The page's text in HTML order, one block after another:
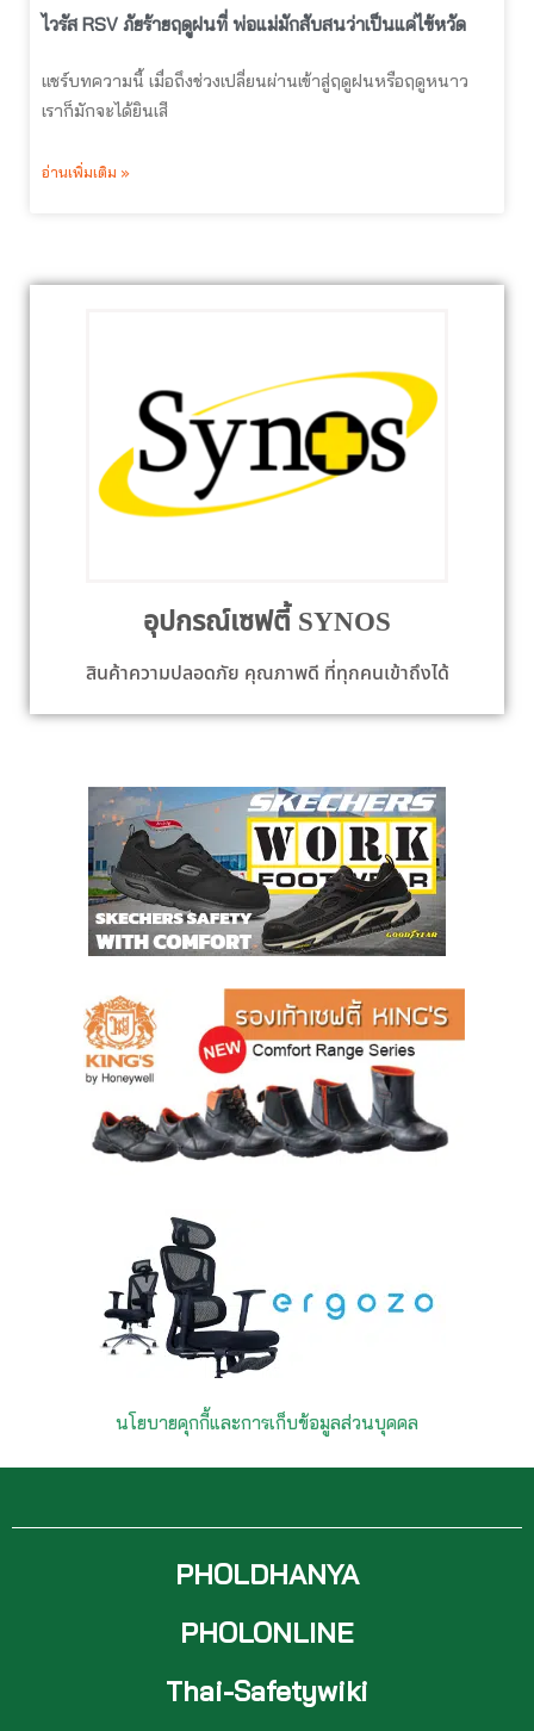
ไวรัส RSV ภัยร้ายฤดูฝนที่ พ่อแม่มักสับสนว่าเป็นแค่ไข้หวัด
แชร์บทความนี้ เมื่อถึงช่วงเปลี่ยนผ่านเข้าสู่ฤดูฝนหรือฤดูหนาว
เราก็มักจะได้ยินเสี
อ่านเพิ่มเติม »
อุปกรณ์เซฟตี้ SYNOS
สินค้าความปลอดภัย คุณภาพดี ที่ทุกคนเข้าถึงได้
นโยบายคุกกี้และการเก็บข้อมูลส่วนบุคคล
PHOLDHANYA
PHOLONLINE
Thai-Safetywiki